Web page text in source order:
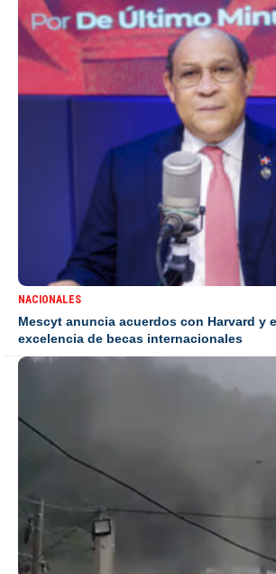
NACIONALES
Mescyt anuncia acuerdos con Harvard y
excelencia de becas internacionales